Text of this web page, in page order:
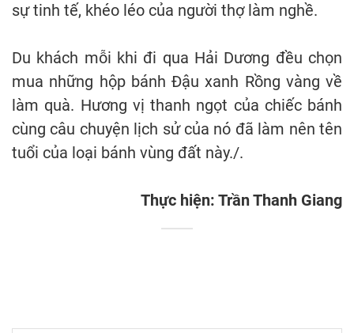
sự tinh tế, khéo léo của người thợ làm nghề.
Du khách mỗi khi đi qua Hải Dương đều chọn
mua những hộp bánh Đậu xanh Rồng vàng về
làm quà. Hương vị thanh ngọt của chiếc bánh
cùng câu chuyện lịch sử của nó đã làm nên tên
tuổi của loại bánh vùng đất này./.
Thực hiện: Trần Thanh Giang